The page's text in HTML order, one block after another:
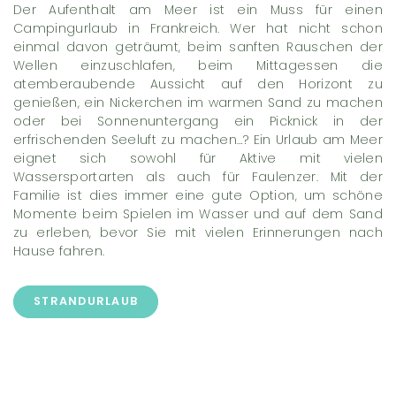
Der Aufenthalt am Meer ist ein Muss für einen
Campingurlaub in Frankreich. Wer hat nicht schon
einmal davon geträumt, beim sanften Rauschen der
Wellen einzuschlafen, beim Mittagessen die
atemberaubende Aussicht auf den Horizont zu
genießen, ein Nickerchen im warmen Sand zu machen
oder bei Sonnenuntergang ein Picknick in der
erfrischenden Seeluft zu machen…? Ein Urlaub am Meer
eignet sich sowohl für Aktive mit vielen
Wassersportarten als auch für Faulenzer. Mit der
Familie ist dies immer eine gute Option, um schöne
Momente beim Spielen im Wasser und auf dem Sand
zu erleben, bevor Sie mit vielen Erinnerungen nach
Hause fahren.
STRANDURLAUB